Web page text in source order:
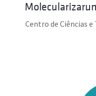
Centro de Ciências